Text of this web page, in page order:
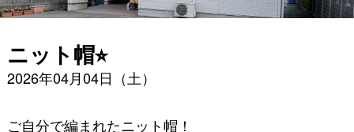
ニット帽⭐︎
2026年04月04日（土）
ご自分で編まれたニット帽！